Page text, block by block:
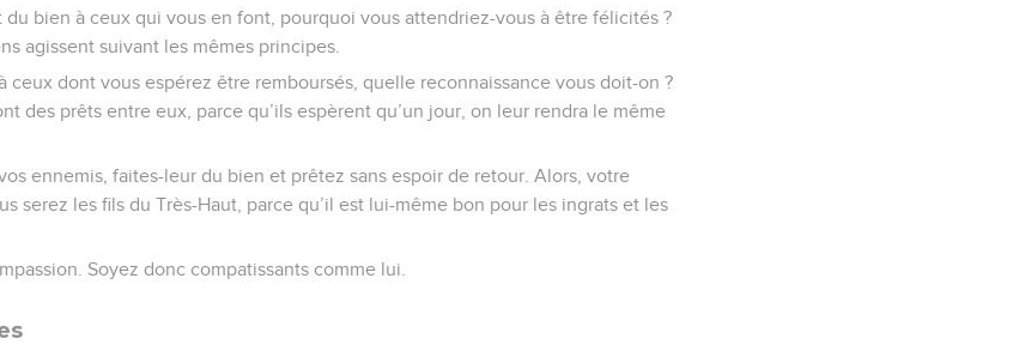
du bien à ceux qui vous en font, pourquoi vous attendriez-vous à être félicités ?
agissent suivant les mêmes principes.
ceux dont vous espérez être remboursés, quelle reconnaissance vous doit-on ?
des prêts entre eux, parce qu’ils espèrent qu’un jour, on leur rendra le même
ennemis, faites-leur du bien et prêtez sans espoir de retour. Alors, votre
serez les fils du Très-Haut, parce qu’il est lui-même bon pour les ingrats et les
Soyez donc compatissants comme lui.